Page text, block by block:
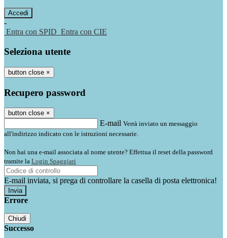
-
Entra con SPID Entra con CIE
Seleziona utente
button close ×
Recupero password
button close ×
E-mail Verrà inviato un messaggio
all'indirizzo indicato con le istruzioni necessarie.
Non hai una e-mail associata al nome utente? Effettua il reset della password
tramite la Login Spaggiari
E-mail inviata, si prega di controllare la casella di posta elettronica!
Errore
Chiudi
Successo